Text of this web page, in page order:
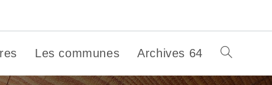
Les communes Archives 64 Toggle